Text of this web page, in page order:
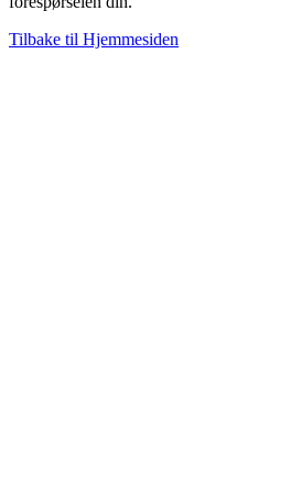
Tilbake til Hjemmesiden